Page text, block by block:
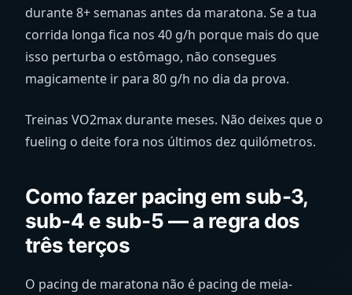
durante 8+ semanas antes da maratona. Se a tua
corrida longa fica nos 40 g/h porque mais do que
isso perturba o estômago, não consegues
magicamente ir para 80 g/h no dia da prova.
Treinas VO2max durante meses. Não deixes que o
fueling o deite fora nos últimos dez quilómetros.
Como fazer pacing em sub-3,
sub-4 e sub-5 — a regra dos
três terços
O pacing de maratona não é pacing de meia-